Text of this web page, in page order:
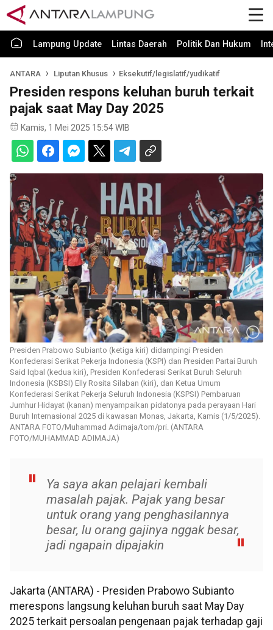
Lampung Update Lintas Daerah Politik Dan Hukum
ANTARA Liputan Khusus Eksekutif/legislatif/yudikatif
Presiden respons keluhan buruh terkait
pajak saat May Day 2025
Kamis, 1 Mei 2025 15:54 WIB
Presiden Prabowo Subianto (ketiga kiri) didampingi Presiden
Konfederasi Serikat Pekerja Indonesia (KSPI) dan Presiden Partai Buruh
Said Iqbal (kedua kiri), Presiden Konfederasi Serikat Buruh Seluruh
Indonesia (KSBSI) Elly Rosita Silaban (kiri), dan Ketua Umum
Konfederasi Serikat Pekerja Seluruh Indonesia (KSPSI) Pembaruan
Jumhur Hidayat (kanan) menyampaikan pidatonya pada perayaan Hari
Buruh Internasional 2025 di kawasan Monas, Jakarta, Kamis (1/5/2025).
ANTARA FOTO/Muhammad Adimaja/tom/pri. (ANTARA
FOTO/MUHAMMAD ADIMAJA)
Ya saya akan pelajari kembali
masalah pajak. Pajak yang besar
untuk orang yang penghasilannya
besar, lu orang gajinya nggak besar,
jadi ngapain dipajakin
Jakarta (ANTARA) - Presiden Prabowo Subianto
merespons langsung keluhan buruh saat May Day
2025 terkait persoalan pengenaan pajak terhadap gaji